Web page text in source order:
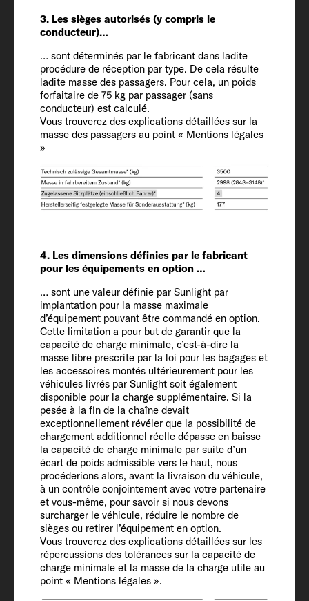
3. Les sièges autorisés (y compris le
conducteur)…
… sont déterminés par le fabricant dans ladite
procédure de réception par type. De cela résulte
ladite masse des passagers. Pour cela, un poids
forfaitaire de 75 kg par passager (sans
conducteur) est calculé.
Vous trouverez des explications détaillées sur la
masse des passagers au point « Mentions légales
»
4. Les dimensions définies par le fabricant
pour les équipements en option …
… sont une valeur définie par Sunlight par
implantation pour la masse maximale
d’équipement pouvant être commandé en option.
Cette limitation a pour but de garantir que la
capacité de charge minimale, c’est-à-dire la
masse libre prescrite par la loi pour les bagages et
les accessoires montés ultérieurement pour les
véhicules livrés par Sunlight soit également
disponible pour la charge supplémentaire. Si la
pesée à la fin de la chaîne devait
exceptionnellement révéler que la possibilité de
chargement additionnel réelle dépasse en baisse
la capacité de charge minimale par suite d’un
écart de poids admissible vers le haut, nous
procéderions alors, avant la livraison du véhicule,
à un contrôle conjointement avec votre partenaire
et vous-même, pour savoir si nous devons
surcharger le véhicule, réduire le nombre de
sièges ou retirer l’équipement en option.
Vous trouverez des explications détaillées sur les
répercussions des tolérances sur la capacité de
charge minimale et la masse de la charge utile au
point « Mentions légales ».
4 + 1
Châssis / Motorisation / Puissance CEE
(ch)
Ford Transit / 2.0 / 96 (130)
Masse en ordre de marche (kg)*
2993 (2843 jusqu'à 3143)*
équipements en option* (kg)
153
Masse en charge maximale
techniquement admissible* (kg)
3500
Augmentation du PTAC (option)
4100
Poids tractable 12 % freiné / non freiné
2000 / 750
Pneumatiques
235/65 R16
Empattement
396